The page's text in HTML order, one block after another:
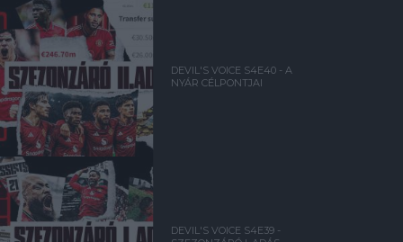
DEVIL'S VOICE S4E40 - A
NYÁR CÉLPONTJAI
DEVIL'S VOICE S4E39 -